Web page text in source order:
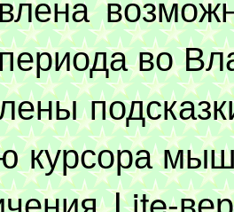
во
курсора